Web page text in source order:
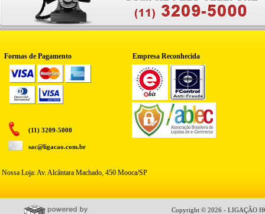
Formas de Pagamento Empresa Reconhecida
(11) 3209-5000
sac@ligacao.com.br
Nossa Loja: Av. Alcântara Machado, 450 Mooca/SP
Copyright © 2026 - LIGAÇÃO